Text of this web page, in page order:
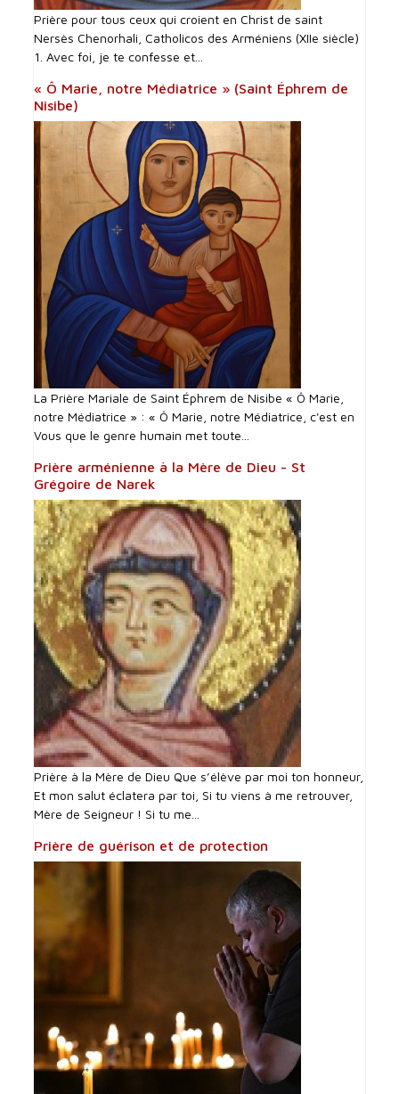
Prière pour tous ceux qui croient en Christ de saint
Nersès Chenorhali, Catholicos des Arméniens (XIIe siècle)
1. Avec foi, je te confesse et...
« Ô Marie, notre Médiatrice » (Saint Éphrem de
Nisibe)
La Prière Mariale de Saint Éphrem de Nisibe « Ô Marie,
notre Médiatrice » : « Ô Marie, notre Médiatrice, c'est en
Vous que le genre humain met toute...
Prière arménienne à la Mère de Dieu - St
Grégoire de Narek
Prière à la Mère de Dieu Que s’élève par moi ton honneur,
Et mon salut éclatera par toi, Si tu viens à me retrouver,
Mère de Seigneur ! Si tu me...
Prière de guérison et de protection